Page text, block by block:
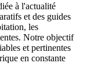
à l'actualité
et des guides
les
Notre objectif
et pertinentes
en constante